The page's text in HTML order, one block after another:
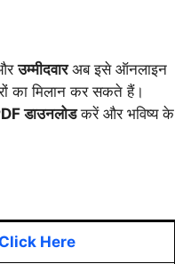
उम्मीदवारअब इसे ऑनलाइन
का मिलान कर सकते हैं।
डाउनलोडकरें और भविष्य के
Here